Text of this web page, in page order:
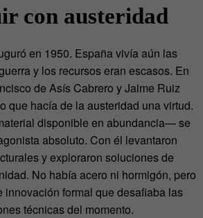
con austeridad
en 1950. España vivía aún las
y los recursos eran escasos. En
de Asís Cabrero y Jaime Ruiz
que hacía de la austeridad una virtud.
disponible en abundancia— se
absoluto. Con él levantaron
y exploraron soluciones de
No había acero ni hormigón, pero
innovación formal que desafiaba las
técnicas del momento.